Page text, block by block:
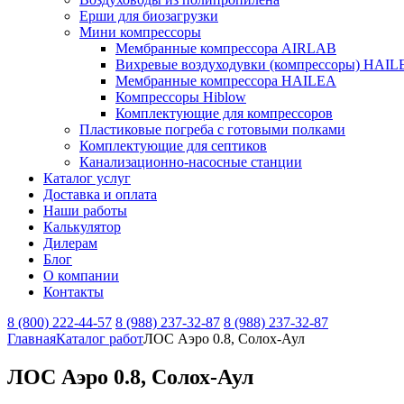
Ерши для биозагрузки
Мини компрессоры
Мембранные компрессора AIRLAB
Вихревые воздуходувки (компрессоры)
Мембранные компрессора HAILEA
Компрессоры Hiblow
Комплектующие для компрессоров
Пластиковые погреба с готовыми полками
Комплектующие для септиков
Канализационно-насосные станции
Каталог услуг
Доставка и оплата
Наши работы
Калькулятор
Дилерам
Блог
О компании
Контакты
8 (800) 222-44-57 8 (988) 237-32-87 8 (988) 237-32-87
ГлавнаяКаталог работЛОС Аэро 0.8, Солох-Аул
ЛОС Аэро 0.8, Солох-Аул